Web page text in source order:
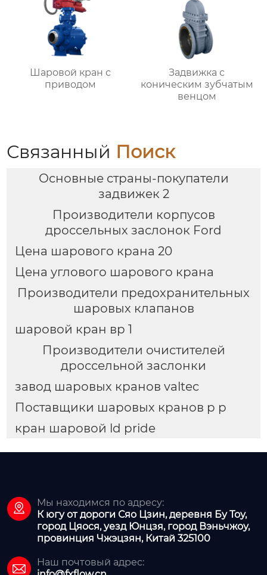
Шаровой кран с
приводом
Задвижка с
коническим зубчатым
венцом
Связанный Поиск
Основные страны-покупатели
задвижек 2
Производители корпусов
дроссельных заслонок Ford
Цена шарового крана 20
Цена углового шарового крана
Производители предохранительных
шаровых клапанов
шаровой кран вр 1
Производители очистителей
дроссельной заслонки
завод шаровых кранов valtec
Поставщики шаровых кранов p p
кран шаровой ld pride

Мы находимся по адресу:
К югу от дороги Сяо Цзин, деревня Бу Тоу,
город Цяося, уезд Юнцзя, город Вэньчжоу,
провинция Чжэцзян, Китай 325100

Наш почтовый адрес: